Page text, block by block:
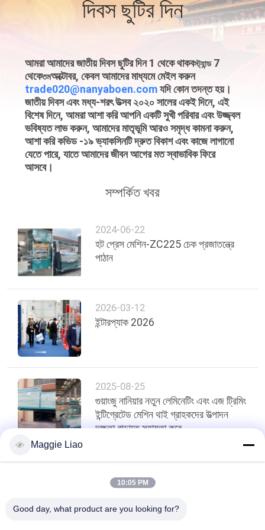
কারখানা
নিয়ন্ত্রণ
যোগাযোগ
করুন
সাইট
ম্যাপ
PRIVACY
POLICY
দিবস ছুটির দিন
আমরা আমাদের জাতীয় দিবস ছুটির দিন 1 থেকে থাকবস্ট্যান্ড7
থেকেতমঅক্টোবর, কেবল আমাদের মাধ্যমে মেইল ​​করুন
trade020@nanyaboen.comযদি কোন তদন্ত হয়।
জাতীয় দিবস এবং মধ্য-শরৎ উত্সব২০২০ সালের একই দিনে, এই
বিশেষ দিনে, আমরা আশা করি আপনি একটি সুখী পরিবার এবং উজ্জ্বল
ভবিষ্যত লাভ করুন, আমাদের মাতৃভূমি আরও সমৃদ্ধ কামনা করুন,
আশা করি কভিড -১৯ ভ্যাকসিনটি দ্রুত বিকাশ এবং কাজে লাগানো
যেতে পারে, যাতে আমাদের জীবন আগের মত স্বাভাবিক ফিরে
আসবে।
সম্পর্কিত খবর
2024-06-22
হট প্রেস মেশিন-ZC225 চেক প্রজাতন্ত্রে
পাঠান
2026-03-12
ইন্টারপ্যাক 2026
2025-08-25
গুয়াংজু নানিয়ার নতুন লেমিনেটিং এবং এজ ট্রিমিং
ইন্টিগ্রেটেড মেশিন থাই গ্রাহকদের উত্পাদন
দক্ষতা বাড়াতে সহায়তা করে
শীর্ষ
Maggie Liao
10:05 PM
Good day, what product are you looking for?